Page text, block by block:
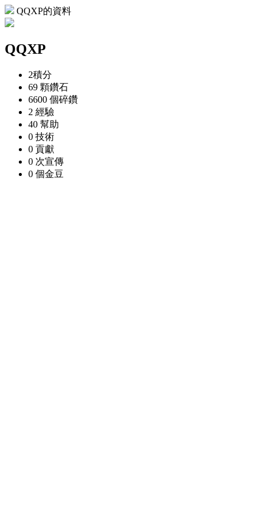
QQXP的資料
QQXP
2積分
69 顆鑽石
6600 個碎鑽
2 經驗
40 幫助
0 技術
0 貢獻
0 次宣傳
0 個金豆